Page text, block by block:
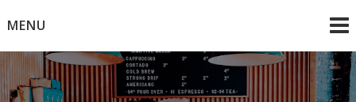
toMENU